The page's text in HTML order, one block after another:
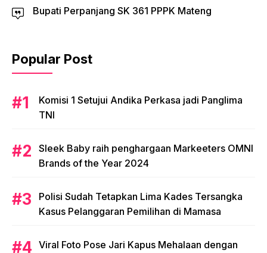
Bupati Perpanjang SK 361 PPPK Mateng
Popular Post
Komisi 1 Setujui Andika Perkasa jadi Panglima
TNI
Sleek Baby raih penghargaan Markeeters OMNI
Brands of the Year 2024
Polisi Sudah Tetapkan Lima Kades Tersangka
Kasus Pelanggaran Pemilihan di Mamasa
Viral Foto Pose Jari Kapus Mehalaan dengan